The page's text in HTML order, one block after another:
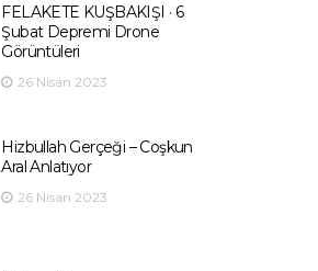
FELAKETE KUŞBAKIŞI · 6
Şubat Depremi Drone
Görüntüleri
26 Nisan 2023
Hizbullah Gerçeği – Coşkun
Aral Anlatıyor
26 Nisan 2023